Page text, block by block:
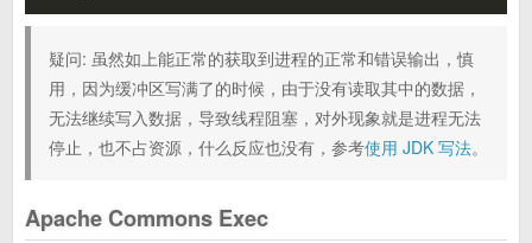
疑问: 虽然如上能正常的获取到进程的正常和错误输出，慎
用，因为缓冲区写满了的时候，由于没有读取其中的数据，
无法继续写入数据，导致线程阻塞，对外现象就是进程无法
停止，也不占资源，什么反应也没有，参考使用 JDK 写法。
Apache Commons Exec